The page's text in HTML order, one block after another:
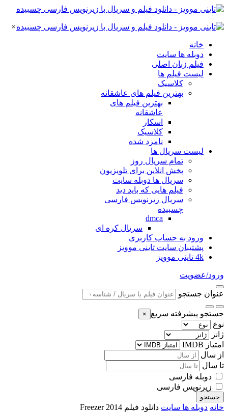
×
خانه
دوبله ها سایت
فیلم زبان اصلی
لیست فیلم ها
کلاسیک
بهترین فیلم های عاشقانه
بهترین فیلم های
عاشقانه
اسکار
کلاسیک
نامزد شده
لیست سریال ها
تمام سریال روز
پخش انلاین برای تلویزیون
سریال ها دوبله سایت
فیلم هایی که باید دید
سریال زیرنویس فارسی
چسبیده
dmca
سریال کره ای
ورود به حساب کاربری
پشتیبان سایت تاینی موویز
4k تاینی موویز
ورود/عضویت
عنوان جستجو
جستجو پیشرفته سریع ×
نوع
ژانر
امتیاز IMDB
از سال
تا سال
دوبله فارسی
زیرنویس فارسی
جستجو
خانه دوبله ها سایت دانلود فیلم Freezer 2014